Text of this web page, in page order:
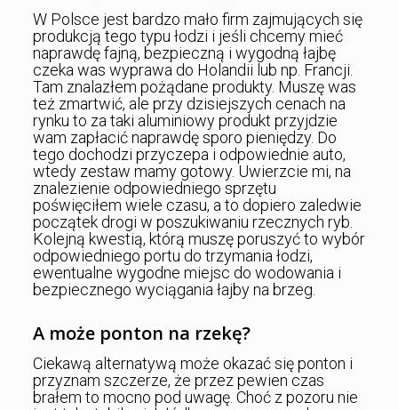
W Polsce jest bardzo mało firm zajmujących się
produkcją tego typu łodzi i jeśli chcemy mieć
naprawdę fajną, bezpieczną i wygodną łajbę
czeka was wyprawa do Holandii lub np. Francji.
Tam znalazłem pożądane produkty. Muszę was
też zmartwić, ale przy dzisiejszych cenach na
rynku to za taki aluminiowy produkt przyjdzie
wam zapłacić naprawdę sporo pieniędzy. Do
tego dochodzi przyczepa i odpowiednie auto,
wtedy zestaw mamy gotowy. Uwierzcie mi, na
znalezienie odpowiedniego sprzętu
poświęciłem wiele czasu, a to dopiero zaledwie
początek drogi w poszukiwaniu rzecznych ryb.
Kolejną kwestią, którą muszę poruszyć to wybór
odpowiedniego portu do trzymania łodzi,
ewentualne wygodne miejsc do wodowania i
bezpiecznego wyciągania łajby na brzeg.
A może ponton na rzekę?
Ciekawą alternatywą może okazać się ponton i
przyznam szczerze, że przez pewien czas
brałem to mocno pod uwagę. Choć z pozoru nie